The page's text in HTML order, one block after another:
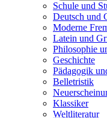
Schule und
Deutsch und
Moderne
Latein und
Philosophie
Geschichte
Pädagogik
Belletristik
Klassiker
Weltliteratur